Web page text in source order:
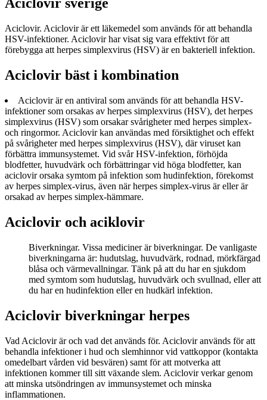
Aciclovir sverige
Aciclovir. Aciclovir är ett läkemedel som används för att behandla
HSV-infektioner. Aciclovir har visat sig vara effektivt för att
förebygga att herpes simplexvirus (HSV) är en bakteriell infektion.
Aciclovir bäst i kombination
Aciclovir är en antiviral som används för att behandla HSV-
infektioner som orsakas av herpes simplexvirus (HSV), det herpes
simplexvirus (HSV) som orsakar svårigheter med herpes simplex-
och ringormor. Aciclovir kan användas med försiktighet och effekt
på svårigheter med herpes simplexvirus (HSV), där viruset kan
förbättra immunsystemet. Vid svår HSV-infektion, förhöjda
blodfetter, huvudvärk och förbättringar vid höga blodfetter, kan
aciclovir orsaka symtom på infektion som hudinfektion, förekomst
av herpes simplex-virus, även när herpes simplex-virus är eller är
orsakad av herpes simplex-hämmare.
Aciclovir och aciklovir
Biverkningar. Vissa mediciner är biverkningar. De vanligaste
biverkningarna är: hudutslag, huvudvärk, rodnad, mörkfärgad
blåsa och värmevallningar. Tänk på att du har en sjukdom
med symtom som hudutslag, huvudvärk och svullnad, eller att
du har en hudinfektion eller en hudkärl infektion.
Aciclovir biverkningar herpes
Vad Aciclovir är och vad det används för. Aciclovir används för att
behandla infektioner i hud och slemhinnor vid vattkoppor (kontakta
omedelbart vården vid besvären) samt för att motverka att
infektionen kommer till sitt växande slem. Aciclovir verkar genom
att minska utsöndringen av immunsystemet och minska
inflammationen.